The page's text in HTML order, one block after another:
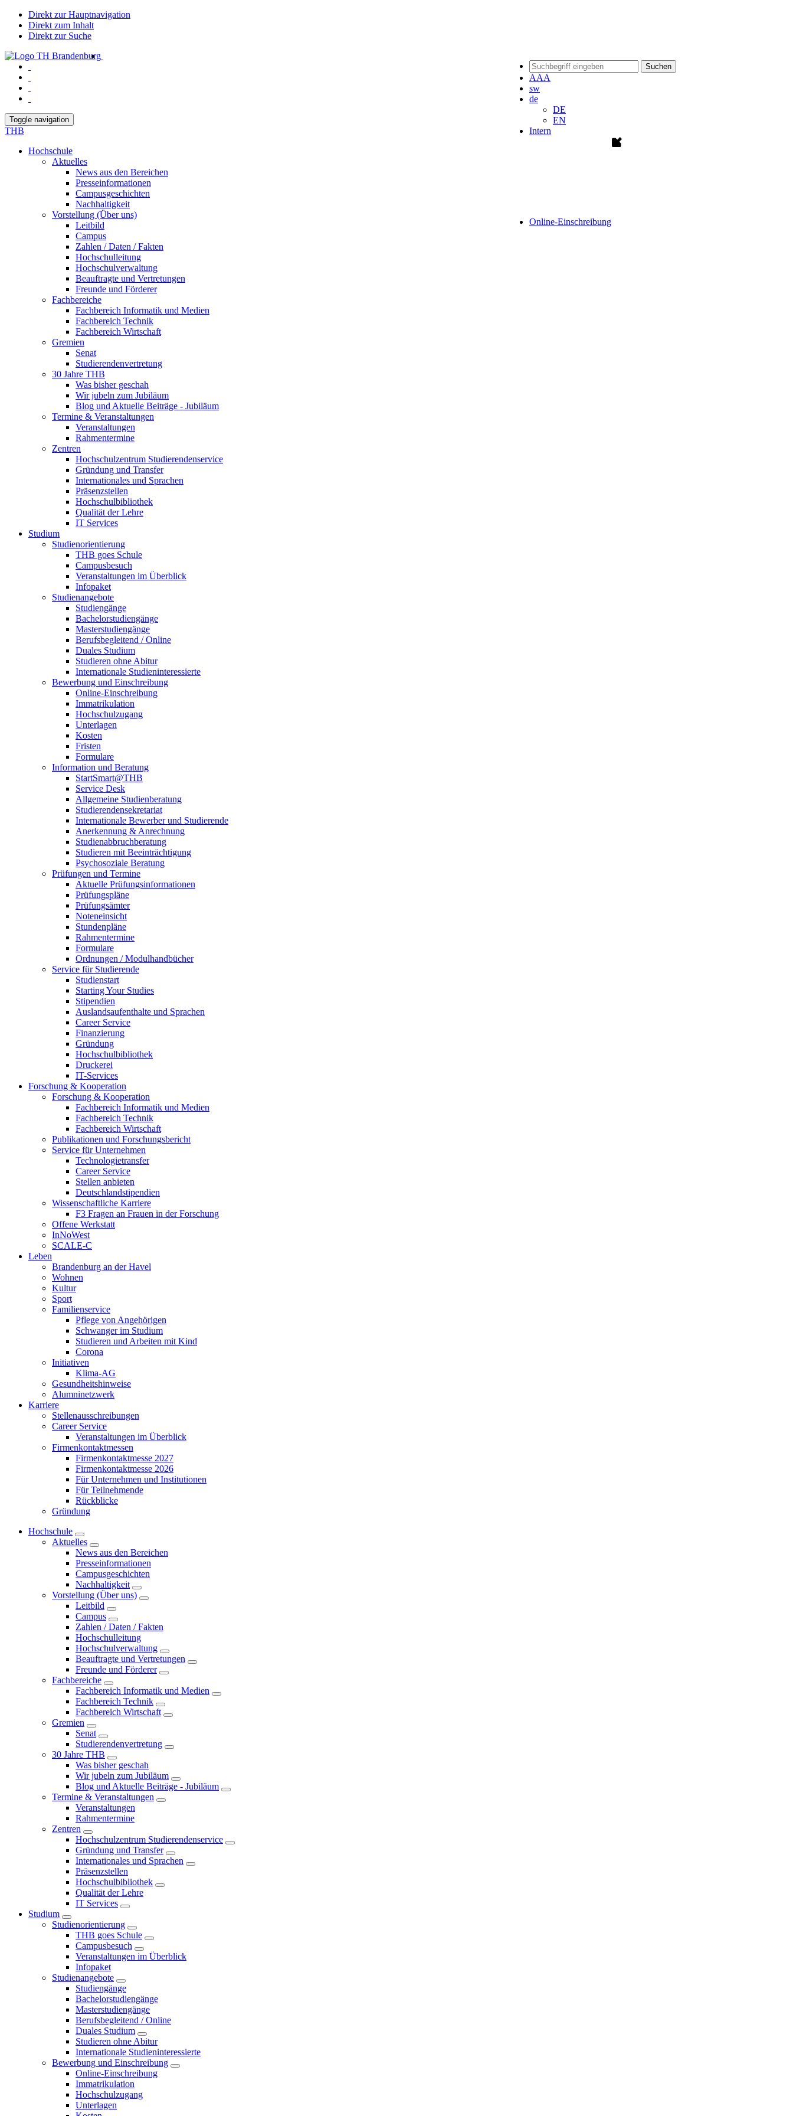
Direkt zur Hauptnavigation
Direkt zum Inhalt
Direkt zur Suche
Suchen
AAA
sw
de
DE
EN
Intern
Online-Einschreibung
Toggle navigation
THB
Hochschule
Aktuelles
News aus den Bereichen
Presseinformationen
Campusgeschichten
Nachhaltigkeit
Vorstellung (Über uns)
Leitbild
Campus
Zahlen / Daten / Fakten
Hochschulleitung
Hochschulverwaltung
Beauftragte und Vertretungen
Freunde und Förderer
Fachbereiche
Fachbereich Informatik und Medien
Fachbereich Technik
Fachbereich Wirtschaft
Gremien
Senat
Studierendenvertretung
30 Jahre THB
Was bisher geschah
Wir jubeln zum Jubiläum
Blog und Aktuelle Beiträge - Jubiläum
Termine & Veranstaltungen
Veranstaltungen
Rahmentermine
Zentren
Hochschulzentrum Studierendenservice
Gründung und Transfer
Internationales und Sprachen
Präsenzstellen
Hochschulbibliothek
Qualität der Lehre
IT Services
Studium
Studienorientierung
THB goes Schule
Campusbesuch
Veranstaltungen im Überblick
Infopaket
Studienangebote
Studiengänge
Bachelorstudiengänge
Masterstudiengänge
Berufsbegleitend / Online
Duales Studium
Studieren ohne Abitur
Internationale Studieninteressierte
Bewerbung und Einschreibung
Online-Einschreibung
Immatrikulation
Hochschulzugang
Unterlagen
Kosten
Fristen
Formulare
Information und Beratung
StartSmart@THB
Service Desk
Allgemeine Studienberatung
Studierendensekretariat
Internationale Bewerber und Studierende
Anerkennung & Anrechnung
Studienabbruchberatung
Studieren mit Beeinträchtigung
Psychosoziale Beratung
Prüfungen und Termine
Aktuelle Prüfungsinformationen
Prüfungspläne
Prüfungsämter
Noteneinsicht
Stundenpläne
Rahmentermine
Formulare
Ordnungen / Modulhandbücher
Service für Studierende
Studienstart
Starting Your Studies
Stipendien
Auslandsaufenthalte und Sprachen
Career Service
Finanzierung
Gründung
Hochschulbibliothek
Druckerei
IT-Services
Forschung & Kooperation
Forschung & Kooperation
Fachbereich Informatik und Medien
Fachbereich Technik
Fachbereich Wirtschaft
Publikationen und Forschungsbericht
Service für Unternehmen
Technologietransfer
Career Service
Stellen anbieten
Deutschlandstipendien
Wissenschaftliche Karriere
F3 Fragen an Frauen in der Forschung
Offene Werkstatt
InNoWest
SCALE-C
Leben
Brandenburg an der Havel
Wohnen
Kultur
Sport
Familienservice
Pflege von Angehörigen
Schwanger im Studium
Studieren und Arbeiten mit Kind
Corona
Initiativen
Klima-AG
Gesundheitshinweise
Alumninetzwerk
Karriere
Stellenausschreibungen
Career Service
Veranstaltungen im Überblick
Firmenkontaktmessen
Firmenkontaktmesse 2027
Firmenkontaktmesse 2026
Für Unternehmen und Institutionen
Für Teilnehmende
Rückblicke
Gründung
Hochschule
Aktuelles
News aus den Bereichen
Presseinformationen
Campusgeschichten
Nachhaltigkeit
Vorstellung (Über uns)
Leitbild
Campus
Zahlen / Daten / Fakten
Hochschulleitung
Hochschulverwaltung
Beauftragte und Vertretungen
Freunde und Förderer
Fachbereiche
Fachbereich Informatik und Medien
Fachbereich Technik
Fachbereich Wirtschaft
Gremien
Senat
Studierendenvertretung
30 Jahre THB
Was bisher geschah
Wir jubeln zum Jubiläum
Blog und Aktuelle Beiträge - Jubiläum
Termine & Veranstaltungen
Veranstaltungen
Rahmentermine
Zentren
Hochschulzentrum Studierendenservice
Gründung und Transfer
Internationales und Sprachen
Präsenzstellen
Hochschulbibliothek
Qualität der Lehre
IT Services
Studium
Studienorientierung
THB goes Schule
Campusbesuch
Veranstaltungen im Überblick
Infopaket
Studienangebote
Studiengänge
Bachelorstudiengänge
Masterstudiengänge
Berufsbegleitend / Online
Duales Studium
Studieren ohne Abitur
Internationale Studieninteressierte
Bewerbung und Einschreibung
Online-Einschreibung
Immatrikulation
Hochschulzugang
Unterlagen